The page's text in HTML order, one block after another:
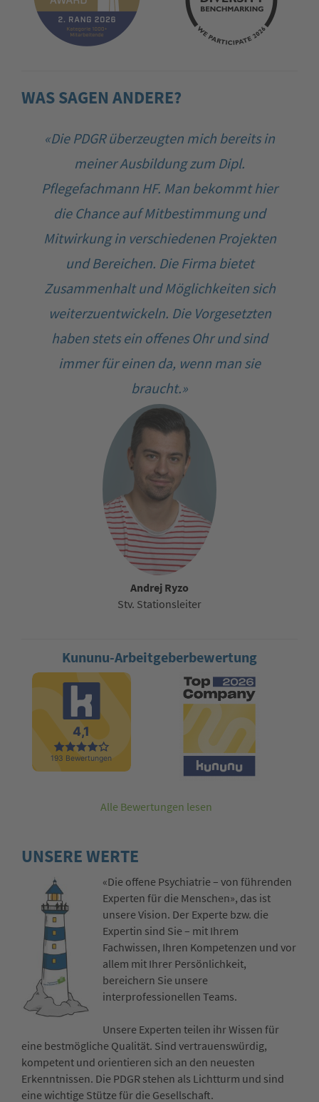
WAS SAGEN ANDERE?
«Die PDGR überzeugten mich bereits in
meiner Ausbildung zum Dipl.
Pflegefachmann HF. Man bekommt hier
die Chance auf Mitbestimmung und
Mitwirkung in verschiedenen Projekten
und Bereichen. Die Firma bietet
Zusammenhalt und Möglichkeiten sich
weiterzuentwickeln. Die Vorgesetzten
haben stets ein offenes Ohr und sind
immer für einen da, wenn man sie
braucht.»
Andrej Ryzo
Stv. Stationsleiter
Kununu-Arbeitgeberbewertung
Alle Bewertungen lesen
UNSERE WERTE
«Die offene Psychiatrie – von führenden
Experten für die Menschen», das ist
unsere Vision. Der Experte bzw. die
Expertin sind Sie – mit Ihrem
Fachwissen, Ihren Kompetenzen und vor
allem mit Ihrer Persönlichkeit,
bereichern Sie unsere
interprofessionellen Teams.
Unsere Experten teilen ihr Wissen für
eine bestmögliche Qualität. Sind vertrauenswürdig,
kompetent und orientieren sich an den neuesten
Erkenntnissen. Die PDGR stehen als Lichtturm und sind
eine wichtige Stütze für die Gesellschaft.